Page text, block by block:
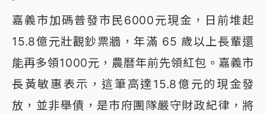
嘉義市加碼普發市民6000元現金，日前堆起
15.8億元壯觀鈔票牆，年滿 65 歲以上長輩還
能再多領1000元，農曆年前先領紅包。嘉義市
長黃敏惠表示，這筆高達15.8億元的現金發
放，並非舉債，是市府團隊嚴守財政紀律，將